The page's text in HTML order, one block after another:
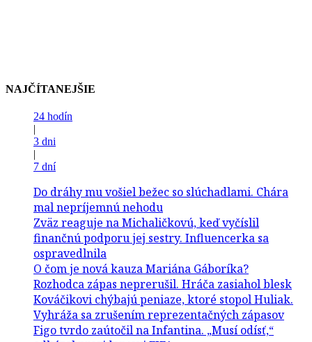
NAJČÍTANEJŠIE
24 hodín
|
3 dni
|
7 dní